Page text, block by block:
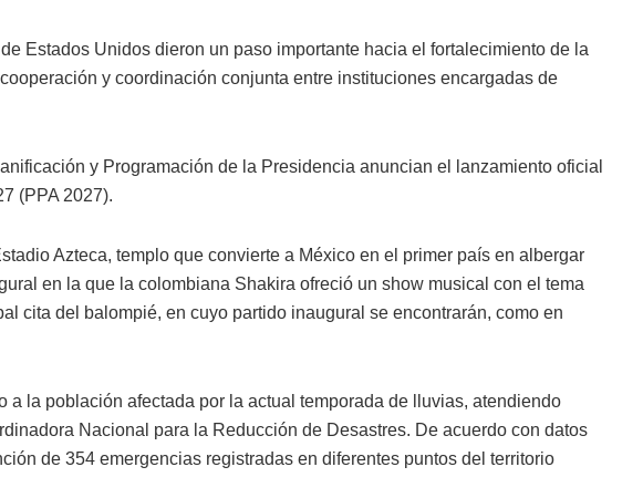
Estados Unidos dieron un paso importante hacia el fortalecimiento de la
y coordinación conjunta entre instituciones encargadas de
y Programación de la Presidencia anuncian el lanzamiento oficial
(PPA 2027).
Azteca, templo que convierte a México en el primer país en albergar
en la que la colombiana Shakira ofreció un show musical con el tema
cita del balompié, en cuyo partido inaugural se encontrarán, como en
a la población afectada por la actual temporada de lluvias, atendiendo
Nacional para la Reducción de Desastres. De acuerdo con datos
de 354 emergencias registradas en diferentes puntos del territorio